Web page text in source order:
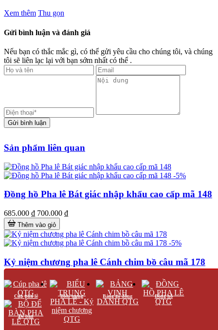
Xem thêm Thu gọn
Gửi bình luận và đánh giá
Nếu bạn có thắc mắc gì, có thể gửi yêu cầu cho chúng tôi, và chúng
tôi sẽ liên lạc lại với bạn sớm nhất có thể .
Gửi bình luận
Sản phẩm liên quan
-5%
Đồng hồ Pha lê Bát giác nhập khẩu cao cấp mã 148
685.000 ₫ 700.000 ₫
Thêm vào giỏ
-5%
Kỷ niệm chương pha lê Cánh chim bồ câu mã 178
295.000 ₫300.000 ₫
Thêm vào giỏ
Cúp pha lê Biểu trưng Bảng gỗ đồng Đồng hồ
Để bàn